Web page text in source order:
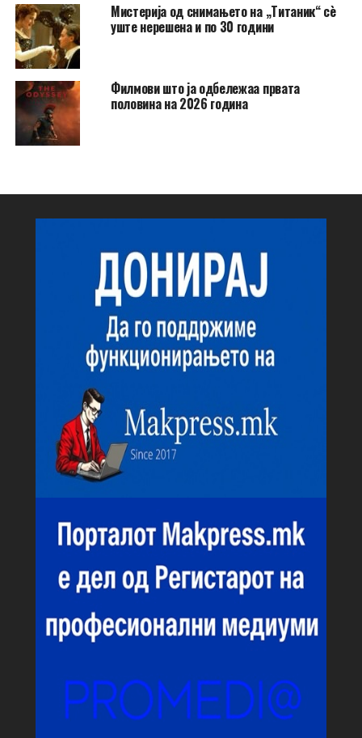
Мистерија од снимањето на „Титаник“ сè
уште нерешена и по 30 години
Филмови што ја одбележаа првата
половина на 2026 година